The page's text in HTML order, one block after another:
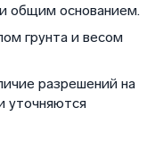
общим основанием.
грунта и весом
разрешений на
уточняются